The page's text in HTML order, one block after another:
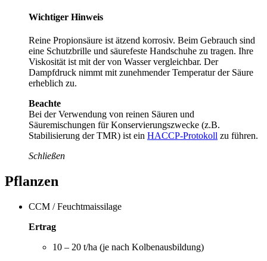
Wichtiger Hinweis
Reine Propionsäure ist ätzend korrosiv. Beim Gebrauch sind
eine Schutzbrille und säurefeste Handschuhe zu tragen. Ihre
Viskosität ist mit der von Wasser vergleichbar. Der
Dampfdruck nimmt mit zunehmender Temperatur der Säure
erheblich zu.
Beachte
Bei der Verwendung von reinen Säuren und
Säuremischungen für Konservierungszwecke (z.B.
Stabilisierung der TMR) ist ein HACCP-Protokoll zu führen.
Schließen
Pflanzen
CCM / Feuchtmaissilage
Ertrag
10 – 20 t/ha (je nach Kolbenausbildung)